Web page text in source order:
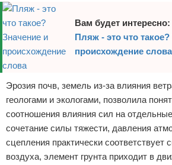
Вам будет интересно:
Пляж - это что
происхождение слова
Эрозия почв, земель из-за влияния
геологами и экологами, позволила
соотношения влияния сил на
сочетание силы тяжести, давления
сцепления практически соответствует
воздуха, элемент грунта приходит в